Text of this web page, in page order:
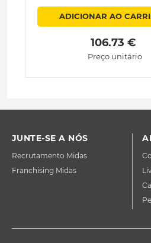
ADICIONAR AO
106.73 €
Preço unitário
JUNTE-SE A NÓS
Recrutamento Midas
Franchising Midas